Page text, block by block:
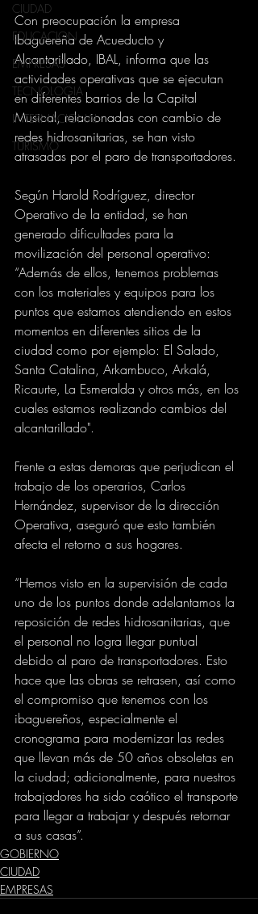
CIUDAD
EDUCACION
EMPRESAS
TECNOLOGIA
INTERNACIONAL
TURISMO
Con preocupación la empresa
Ibaguereña de Acueducto y
Alcantarillado, IBAL, informa que las
actividades operativas que se ejecutan
en diferentes barrios de la Capital
Musical, relacionadas con cambio de
redes hidrosanitarias, se han visto
atrasadas por el paro de transportadores.
Según Harold Rodríguez, director
Operativo de la entidad, se han
generado dificultades para la
movilización del personal operativo:
“Además de ellos, tenemos problemas
con los materiales y equipos para los
puntos que estamos atendiendo en estos
momentos en diferentes sitios de la
ciudad como por ejemplo: El Salado,
Santa Catalina, Arkambuco, Arkalá,
Ricaurte, La Esmeralda y otros más, en los
cuales estamos realizando cambios del
alcantarillado".
Frente a estas demoras que perjudican el
trabajo de los operarios, Carlos
Hernández, supervisor de la dirección
Operativa, aseguró que esto también
afecta el retorno a sus hogares.
“Hemos visto en la supervisión de cada
uno de los puntos donde adelantamos la
reposición de redes hidrosanitarias, que
el personal no logra llegar puntual
debido al paro de transportadores. Esto
hace que las obras se retrasen, así como
el compromiso que tenemos con los
ibaguereños, especialmente el
cronograma para modernizar las redes
que llevan más de 50 años obsoletas en
la ciudad; adicionalmente, para nuestros
trabajadores ha sido caótico el transporte
para llegar a trabajar y después retornar
a sus casas”.
GOBIERNO
CIUDAD
EMPRESAS